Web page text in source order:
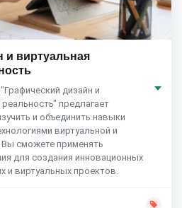
и виртуальная
дизайн и
предлагает
и объединить навыки
виртуальной и
сможете применять
для создания инновационных
и виртуальных проектов.